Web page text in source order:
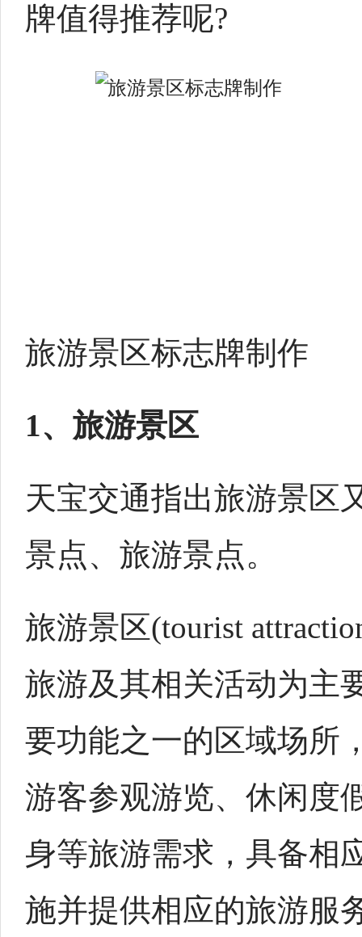
牌值得推荐呢?
旅游景区标志牌制作
1、旅游景区
天宝交通指出旅游景区
景点、旅游景点。
旅游景区(tourist
旅游及其相关活动为主
要功能之一的区域场所
游客参观游览、休闲度
身等旅游需求，具备相
施并提供相应的旅游服